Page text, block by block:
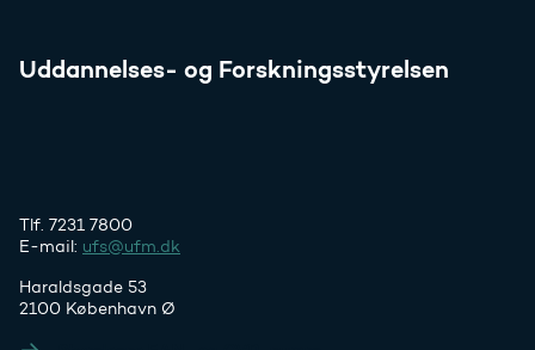
Uddannelses- og Forskningsstyrelsen
Tlf. 7231 7800
E-mail: ufs@ufm.dk
Haraldsgade 53
2100 København Ø